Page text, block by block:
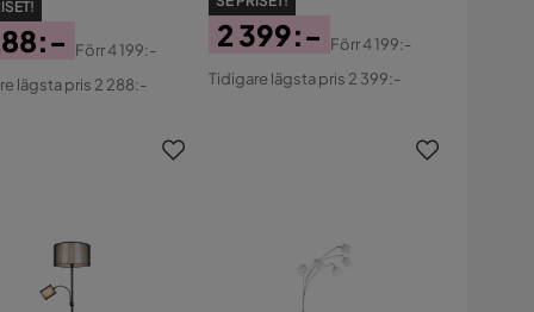
Förr4 199:-
lägsta pris 2 288:-
Pris
2 399:-
Original
Förr4 199:-
Tidigare lägsta pris 2 399:-